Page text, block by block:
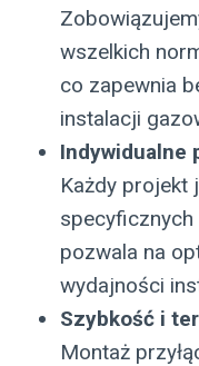
wszelkich
co zapewnia
instalacji
Indywidualne
Każdy projekt
pozwala na
wydajności
Szybkość i
Montaż